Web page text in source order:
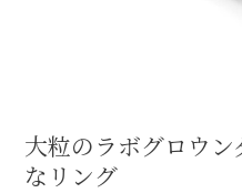
大粒のラボグロウ
なリング